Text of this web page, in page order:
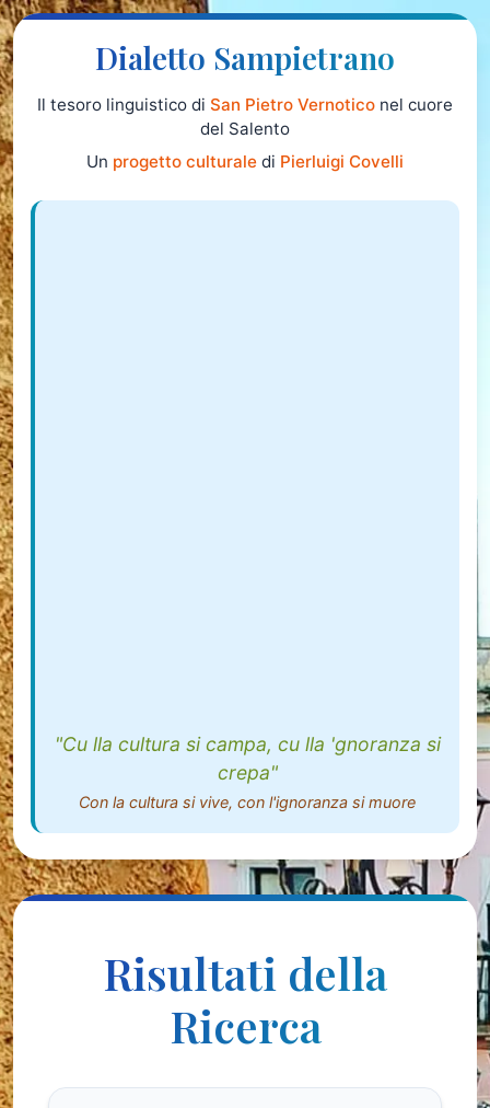
Dialetto Sampietrano
Il tesoro linguistico di San Pietro Vernotico nel cuore
del Salento
Un progetto culturale di Pierluigi Covelli
"Cu lla cultura si campa, cu lla 'gnoranza si
crepa"
Con la cultura si vive, con l'ignoranza si muore
Risultati della
Ricerca